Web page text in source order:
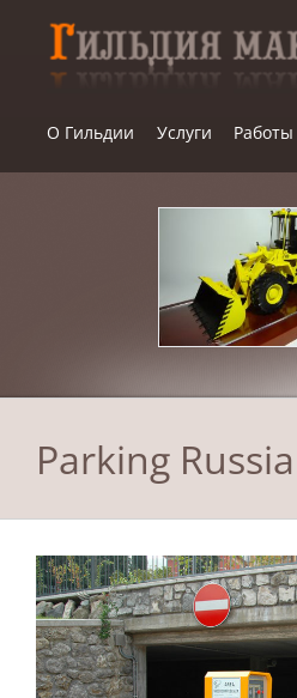
content
О Гильдии Услуги Работы
Parking